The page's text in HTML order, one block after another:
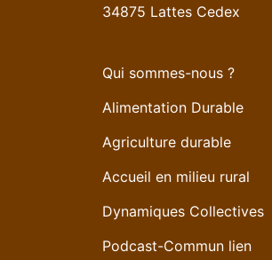
34875 Lattes Cedex
Qui sommes-nous ?
Alimentation Durable
Agriculture durable
Accueil en milieu rural
Dynamiques Collectives
Podcast-Commun lien